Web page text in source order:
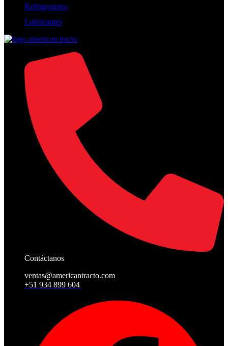
Refrigerantes
Lubricantes
Contáctanos
ventas@americantracto.com
+51 934 899 604